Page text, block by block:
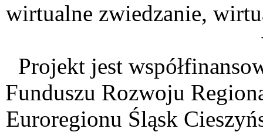
wirtualne zwiedzanie,
Projekt jest
Funduszu Rozwoju
Euroregionu Śląsk